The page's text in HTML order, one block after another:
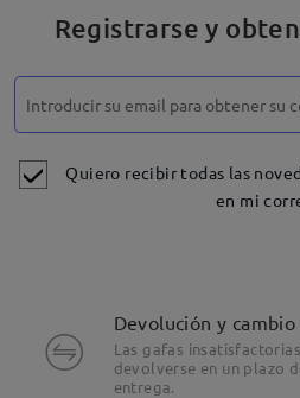
Registrarse y
Quiero recibir todas las
en mi
Devolución y
Las gafas
devolverse en un plazo
entrega.